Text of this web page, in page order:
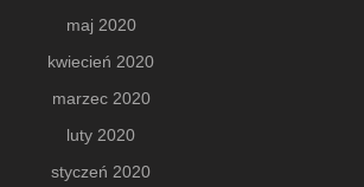
maj 2020
kwiecień 2020
marzec 2020
luty 2020
styczeń 2020